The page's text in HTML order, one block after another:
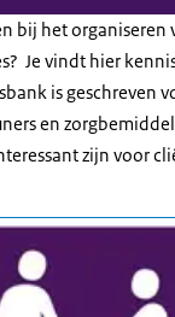
bij het organiseren
Je vindt hier
is geschreven
en
zijn voor